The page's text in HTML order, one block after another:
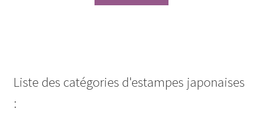
Liste des catégories d'estampes japonaises
: